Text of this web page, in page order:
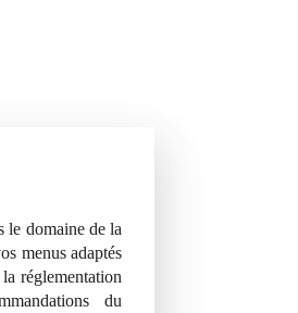
le domaine de la
menus adaptés
réglementation
du